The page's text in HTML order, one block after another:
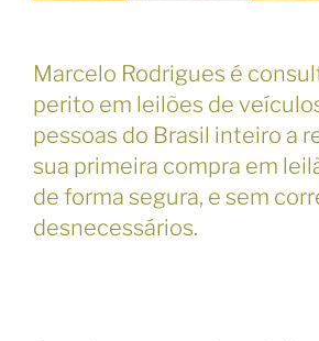
Marcelo Rodrigues é
perito em leilões de
pessoas do Brasil inteiro a
sua primeira compra em
de forma segura, e sem
desnecessários.